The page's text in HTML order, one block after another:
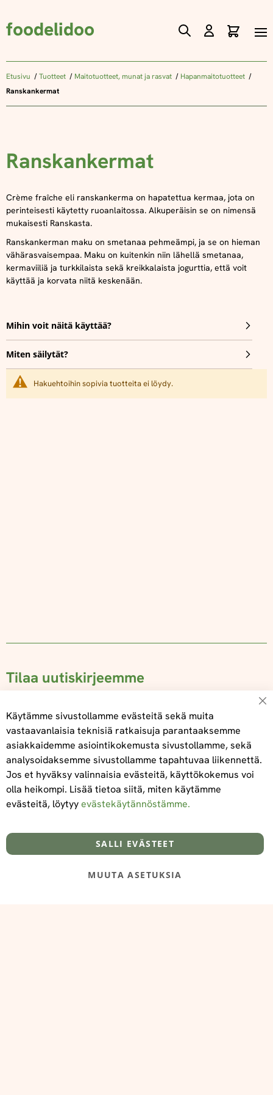
foodelidoo
Skip
Content
Etusivu Tuotteet Maitotuotteet, munat ja rasvat
Hapanmaitotuotteet
Ranskankermat
Ranskankermat
Crème fraîche eli ranskankerma on hapatettua kermaa, jota on
perinteisesti käytetty ruoanlaitossa. Alkuperäisin se on nimensä
mukaisesti Ranskasta.
Ranskankerman maku on smetanaa pehmeämpi, ja se on hieman
vähärasvaisempaa. Maku on kuitenkin niin lähellä smetanaa,
kermaviiliä ja turkkilaista sekä kreikkalaista jogurttia, että voit
käyttää ja korvata niitä keskenään.
Mihin voit näitä käyttää?
Miten säilytät?
Hakuehtoihin sopivia tuotteita ei löydy.
Tilaa uutiskirjeemme
Tilaa
Tietoa meistä
@‌2025 FooDeliDoo
Toimitus- ja maksuehdot
Käytämme sivustollamme evästeitä sekä muita
vastaavanlaisia teknisiä ratkaisuja parantaaksemme
asiakkaidemme asiointikokemusta sivustollamme, sekä
analysoidaksemme sivustollamme tapahtuvaa liikennettä.
Jos et hyväksy valinnaisia evästeitä, käyttökokemus voi
olla heikompi. Lisää tietoa siitä, miten käytämme
evästeitä, löytyyevästekäytännöstämme.
SALLI EVÄSTEET
MUUTA ASETUKSIA